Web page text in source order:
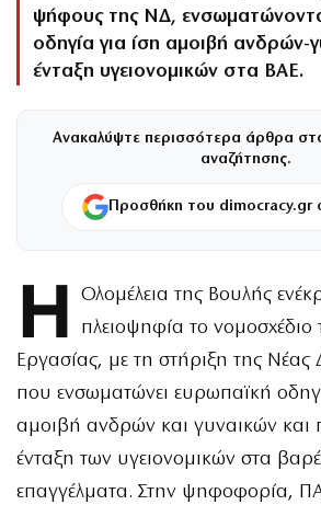
ψήφους της ΝΔ,
οδηγία για ίση αμοιβή ανδρών-
ένταξη υγειονομικών στα ΒΑΕ.
Ανακαλύψτε περισσότερα άρθρα
αναζήτησης.
Προσθήκη του dimocracy.gr
Η
Ολομέλεια της Βουλής
πλειοψηφία το
Εργασίας, με τη στήριξη της Νέας
που ενσωματώνει ευρωπαϊκή
αμοιβή ανδρών και γυναικών και
ένταξη των υγειονομικών στα
επαγγέλματα. Στην ψηφοφορία,